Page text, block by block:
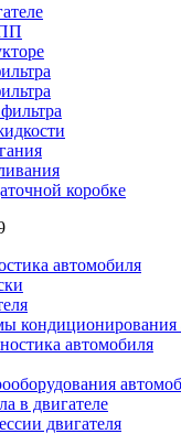
коробке
автомобиля
кондиционирования
автомобиля
в двигателе
двигателя